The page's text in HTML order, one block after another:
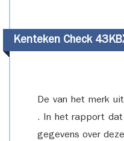
Kenteken Check
De van het merk
. In het rapport
gegevens over